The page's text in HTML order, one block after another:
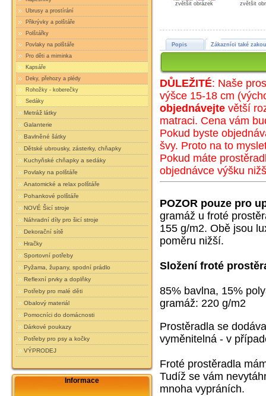
Ubrusy a prostírání
Přikrývky a polštáře
Polštářky
Povlaky na polštáře
Pro děti a miminka
Kapsáře
Deky, přehozy a plédy
Rohožky - koberečky
Sedáky
Metráž látky
Galanterie
Bavlněné šátky
Dětské ubrousky, zásterky, chňapky
Kuchyňské chňapky a sedáky
Povlaky na polštáře
Anatomické a relax polštáře
Pohankové polštáře
NOVÉ Šicí stroje
Náhradní díly pro šicí stroje
Dekorační sítě
Hračky
Sportovní potřeby
Pyžama, župany, spodní prádlo
Reflexní prvky a doplňky
Potřeby pro malé děti
Obalový materiál
Pomocníci do domácnosti
Dárkové poukazy
Potřeby pro psy a kočky
VÝPRODEJ
Informace
zvětšit obrázek zvětšit
Popis Zákazníci také
DŮLEŽITÉ: Naše
výšce 15-18 cm (výc
objednávejtevětší
matraci. Cena vám
Pokud byste
švy. Proto na to
Pokud máte
objednávce výšku
POZOR pouze pro
gramáž u froté
155 g/m2. Obě jsou
poměru nižší.
Složení froté
85% bavlna, 15%
gramáž: 220 g/m2
Prostěradla se
vyměnitelná - v
Froté prostěradla
Tudíž se vám
mnoha vypráních.